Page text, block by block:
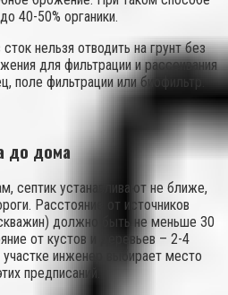
40-50% органики.
нельзя отводить на грунт без
для фильтрации и рассеивания
поле фильтрации или биофильтр.
до дома
септик устанавливают не ближе,
Расстояние от источников
должно быть не меньше 30
от кустов и деревьев – 2-4
инженер выбирает место
предписаний.